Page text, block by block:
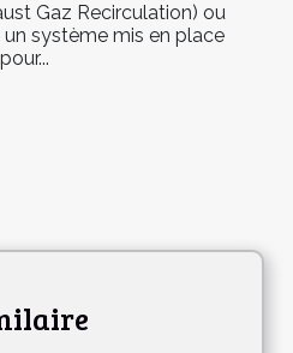
Gaz Recirculation) ou
système mis en place
pour...